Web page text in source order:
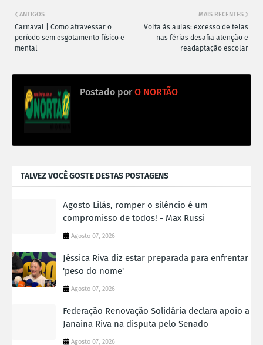
MAIS RECENTES
Volta às aulas: excesso de telas
nas férias desafia atenção e
readaptação escolar
ANTIGOS
Carnaval | Como atravessar o
período sem esgotamento físico e
mental
Postado por O NORTÃO
TALVEZ VOCÊ GOSTE DESTAS POSTAGENS
Agosto Lilás, romper o silêncio é um
compromisso de todos! - Max Russi
Agosto 07, 2026
Jéssica Riva diz estar preparada para enfrentar
'peso do nome'
Agosto 07, 2026
Federação Renovação Solidária declara apoio a
Janaina Riva na disputa pelo Senado
Agosto 07, 2026